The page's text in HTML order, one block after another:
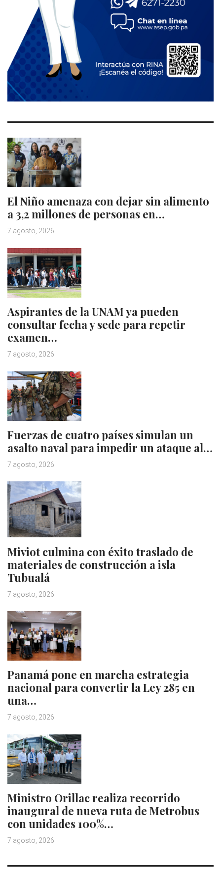
El Niño amenaza con dejar sin alimento
a 3,2 millones de personas en…
7 agosto, 2026
Aspirantes de la UNAM ya pueden
consultar fecha y sede para repetir
examen…
7 agosto, 2026
Fuerzas de cuatro países simulan un
asalto naval para impedir un ataque al…
7 agosto, 2026
Miviot culmina con éxito traslado de
materiales de construcción a isla
Tubualá
7 agosto, 2026
Panamá pone en marcha estrategia
nacional para convertir la Ley 285 en
una…
7 agosto, 2026
Ministro Orillac realiza recorrido
inaugural de nueva ruta de Metrobus
con unidades 100%…
7 agosto, 2026